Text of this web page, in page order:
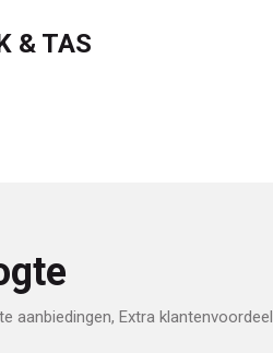
& TAS
aanbiedingen, Extra klantenvoordeel